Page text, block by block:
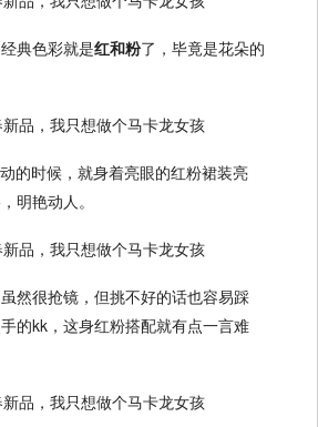
典色彩就是红和粉了，毕竟是花朵的
的时候，就身着亮眼的红粉裙装亮
明艳动人。
然很抢镜，但挑不好的话也容易踩
的kk，这身红粉搭配就有点一言难